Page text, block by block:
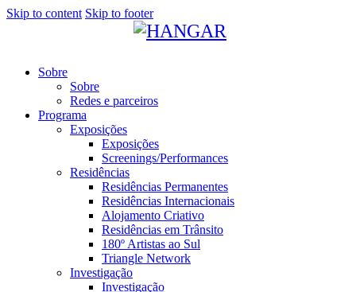
Skip to content Skip to footer
Sobre
Sobre
Redes e parceiros
Programa
Exposições
Exposições
Screenings/Performances
Residências
Residências Permanentes
Residências Internacionais
Alojamento Criativo
Residências em Trânsito
180º Artistas ao Sul
Triangle Network
Investigação
Investigação